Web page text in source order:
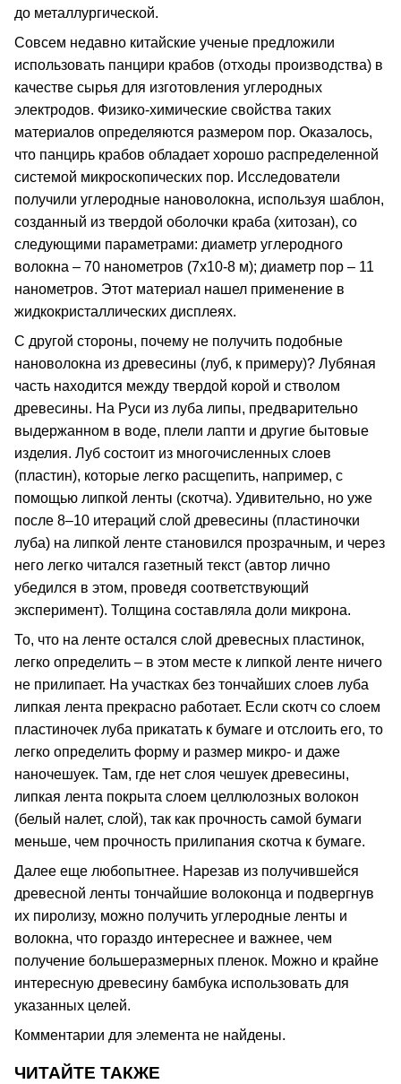
до металлургической.
Совсем недавно китайские ученые предложили
использовать панцири крабов (отходы производства) в
качестве сырья для изготовления углеродных
электродов. Физико-химические свойства таких
материалов определяются размером пор. Оказалось,
что панцирь крабов обладает хорошо распределенной
системой микроскопических пор. Исследователи
получили углеродные нановолокна, используя шаблон,
созданный из твердой оболочки краба (хитозан), со
следующими параметрами: диаметр углеродного
волокна – 70 нанометров (7х10-8 м); диаметр пор – 11
нанометров. Этот материал нашел применение в
жидкокристаллических дисплеях.
С другой стороны, почему не получить подобные
нановолокна из древесины (луб, к примеру)? Лубяная
часть находится между твердой корой и стволом
древесины. На Руси из луба липы, предварительно
выдержанном в воде, плели лапти и другие бытовые
изделия. Луб состоит из многочисленных слоев
(пластин), которые легко расщепить, например, с
помощью липкой ленты (скотча). Удивительно, но уже
после 8–10 итераций слой древесины (пластиночки
луба) на липкой ленте становился прозрачным, и через
него легко читался газетный текст (автор лично
убедился в этом, проведя соответствующий
эксперимент). Толщина составляла доли микрона.
То, что на ленте остался слой древесных пластинок,
легко определить – в этом месте к липкой ленте ничего
не прилипает. На участках без тончайших слоев луба
липкая лента прекрасно работает. Если скотч со слоем
пластиночек луба прикатать к бумаге и отслоить его, то
легко определить форму и размер микро- и даже
наночешуек. Там, где нет слоя чешуек древесины,
липкая лента покрыта слоем целлюлозных волокон
(белый налет, слой), так как прочность самой бумаги
меньше, чем прочность прилипания скотча к бумаге.
Далее еще любопытнее. Нарезав из получившейся
древесной ленты тончайшие волоконца и подвергнув
их пиролизу, можно получить углеродные ленты и
волокна, что гораздо интереснее и важнее, чем
получение большеразмерных пленок. Можно и крайне
интересную древесину бамбука использовать для
указанных целей.
Комментарии для элемента не найдены.
ЧИТАЙТЕ ТАКЖЕ